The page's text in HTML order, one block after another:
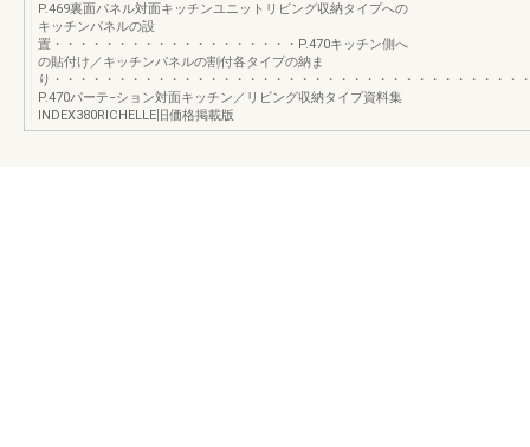
P.469裏面パネル対面キッチンユニットリビング収納タイプへの
キッチンパネルの設
置・・・・・・・・・・・・・・・・・・・P.470キッチン側へ
の貼付け／キッチンパネルの割付各タイプの納ま
り・・・・・・・・・・・・・・・・・・・・・・・・・・・・・・・・・・・・
P.470パーテ−ション対面キッチン／リビング収納タイプ資料集
INDEX380RICHELLE旧価格掲載版